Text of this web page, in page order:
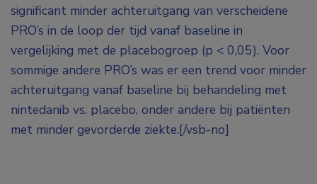
significant minder achteruitgang van verscheidene
PRO’s in de loop der tijd vanaf baseline in
vergelijking met de placebogroep (p < 0,05). Voor
sommige andere PRO’s was er een trend voor minder
achteruitgang vanaf baseline bij behandeling met
nintedanib vs. placebo, onder andere bij patiënten
met minder gevorderde ziekte.[/vsb-no]